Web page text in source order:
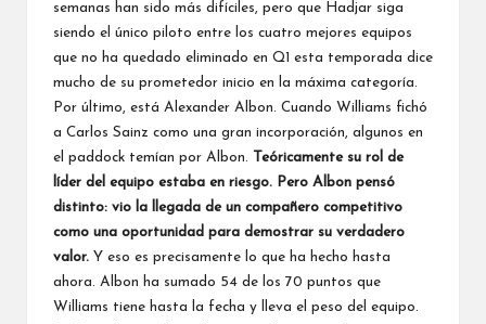
semanas han sido más difíciles, pero que Hadjar siga
siendo el único piloto entre los cuatro mejores equipos
que no ha quedado eliminado en Q1 esta temporada dice
mucho de su prometedor inicio en la máxima categoría.
Por último, está Alexander Albon. Cuando Williams fichó
a Carlos Sainz como una gran incorporación, algunos en
el paddock temían por Albon. Teóricamente su rol de
líder del equipo estaba en riesgo. Pero Albon pensó
distinto: vio la llegada de un compañero competitivo
como una oportunidad para demostrar su verdadero
valor. Y eso es precisamente lo que ha hecho hasta
ahora. Albon ha sumado 54 de los 70 puntos que
Williams tiene hasta la fecha y lleva el peso del equipo.